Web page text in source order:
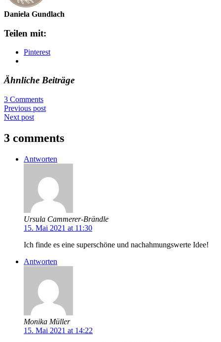
Daniela Gundlach
Teilen mit:
Pinterest
Ähnliche Beiträge
3 Comments
Previous post
Next post
3 comments
Antworten
Ursula Cammerer-Brändle
15. Mai 2021 at 11:30
Ich finde es eine superschöne und nachahmungswerte Idee!
Antworten
Monika Müller
15. Mai 2021 at 14:22